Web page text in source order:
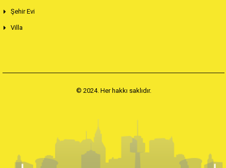
Şehir Evi
Villa
© 2024. Her hakkı saklıdır.